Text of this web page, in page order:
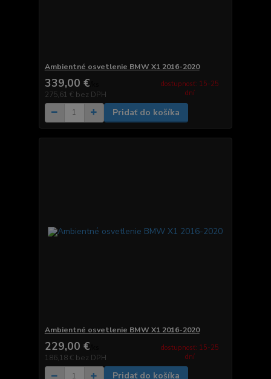
Ambientné osvetlenie BMW X1 2016-2020
339,00 €
275,61 € bez DPH
dostupnosť: 15-25
dní
Pridať do košíka
Ambientné osvetlenie BMW X1 2016-2020
229,00 €
186,18 € bez DPH
dostupnosť: 15-25
dní
Pridať do košíka